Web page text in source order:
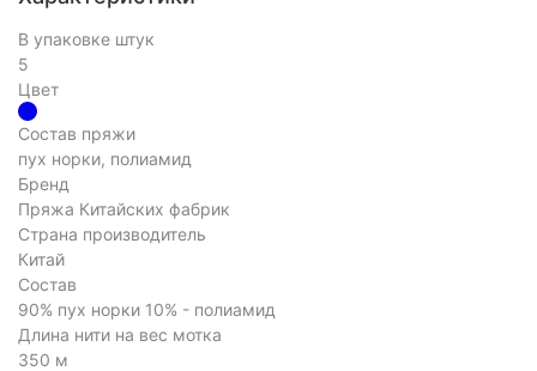
В упаковке штук
5
Цвет
Состав пряжи
пух норки, полиамид
Бренд
Пряжа Китайских фабрик
Страна производитель
Китай
Состав
90% пух норки 10% - полиамид
Длина нити на вес мотка
350 м